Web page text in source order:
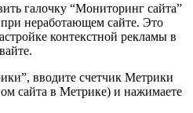
галочку “Мониторинг сайта”
неработающем сайте. Это
контекстной рекламы в
вводите счетчик Метрики
сайта в Метрике) и нажимаете